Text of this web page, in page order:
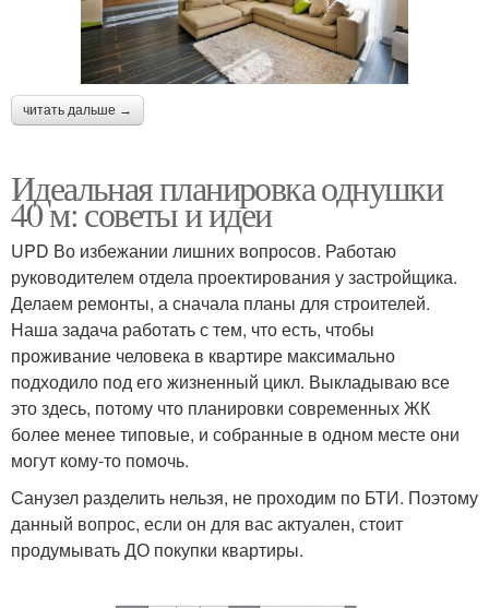
читать дальше →
Идеальная планировка однушки
40 м: советы и идеи
UPD Во избежании лишних вопросов. Работаю
руководителем отдела проектирования у застройщика.
Делаем ремонты, а сначала планы для строителей.
Наша задача работать с тем, что есть, чтобы
проживание человека в квартире максимально
подходило под его жизненный цикл. Выкладываю все
это здесь, потому что планировки современных ЖК
более менее типовые, и собранные в одном месте они
могут кому-то помочь.
Санузел разделить нельзя, не проходим по БТИ. Поэтому
данный вопрос, если он для вас актуален, стоит
продумывать ДО покупки квартиры.